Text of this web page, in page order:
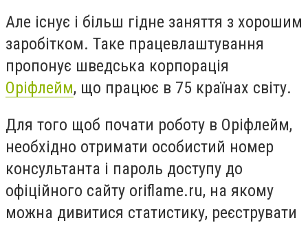
Але існує і більш гідне заняття з хорошим
заробітком. Таке працевлаштування
пропонує шведська корпорація
Оріфлейм, що працює в 75 країнах світу.
Для того щоб почати роботу в Оріфлейм,
необхідно отримати особистий номер
консультанта і пароль доступу до
офіційного сайту oriflame.ru, на якому
можна дивитися статистику, реєструвати